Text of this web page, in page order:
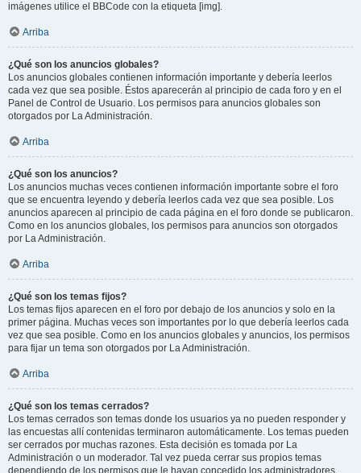
imágenes utilice el BBCode con la etiqueta [img].
Arriba
¿Qué son los anuncios globales?
Los anuncios globales contienen información importante y debería leerlos
cada vez que sea posible. Éstos aparecerán al principio de cada foro y en el
Panel de Control de Usuario. Los permisos para anuncios globales son
otorgados por La Administración.
Arriba
¿Qué son los anuncios?
Los anuncios muchas veces contienen información importante sobre el foro
que se encuentra leyendo y debería leerlos cada vez que sea posible. Los
anuncios aparecen al principio de cada página en el foro donde se publicaron.
Como en los anuncios globales, los permisos para anuncios son otorgados
por La Administración.
Arriba
¿Qué son los temas fijos?
Los temas fijos aparecen en el foro por debajo de los anuncios y solo en la
primer página. Muchas veces son importantes por lo que debería leerlos cada
vez que sea posible. Como en los anuncios globales y anuncios, los permisos
para fijar un tema son otorgados por La Administración.
Arriba
¿Qué son los temas cerrados?
Los temas cerrados son temas donde los usuarios ya no pueden responder y
las encuestas allí contenidas terminaron automáticamente. Los temas pueden
ser cerrados por muchas razones. Esta decisión es tomada por La
Administración o un moderador. Tal vez pueda cerrar sus propios temas
dependiendo de los permisos que le hayan concedido los administradores.